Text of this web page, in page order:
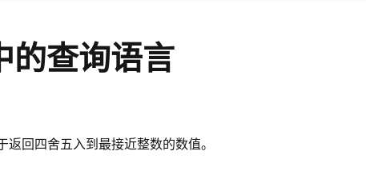
的查询语言
回四舍五入到最接近整数的数值。